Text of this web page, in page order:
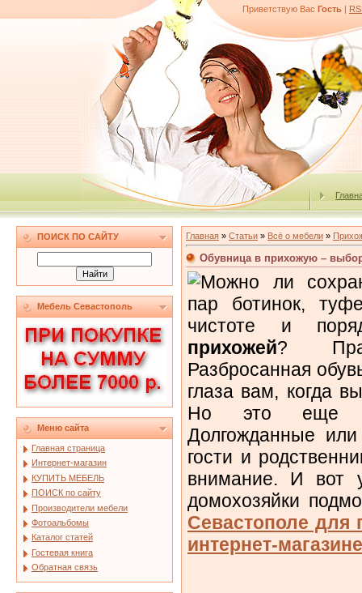
Приветствую Вас Гость |
ПОИСК ПО САЙТУ
Мебель Севастополь
Меню сайта
Главная страница
Интернет-магазин
КУПИТЬ МЕБЕЛЬ
ПОИСК по сайту
Производители мебели
Фотоальбомы
Каталог статей
Гостевая книга
Обратная связь
Главная » Статьи » Всё о мебели »
Обувница в прихожую –
Можно ли
пар ботинок,
чистоте и
прихожей?
Разбросанная
глаза вам, когда
Но это еще
Долгожданные
гости и
внимание. И вот
домохозяйки
Севастополе для
интернет-